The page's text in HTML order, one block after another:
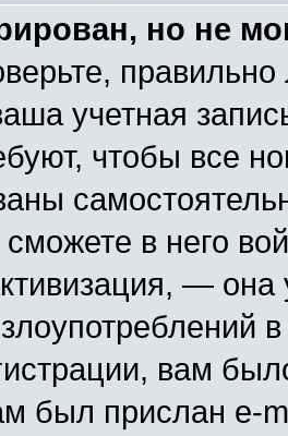
но не
учетная
чтобы все
сможете в него
—
вам
был прислан e-